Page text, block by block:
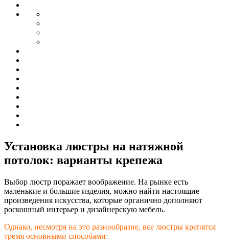
Установка люстры на натяжной
потолок: варианты крепежа
Выбор люстр поражает воображение. На рынке есть
маленькие и большие изделия, можно найти настоящие
произведения искусства, которые органично дополняют
роскошный интерьер и дизайнерскую мебель.
Однако, несмотря на это разнообразие, все люстры крепятся
тремя основными способами: